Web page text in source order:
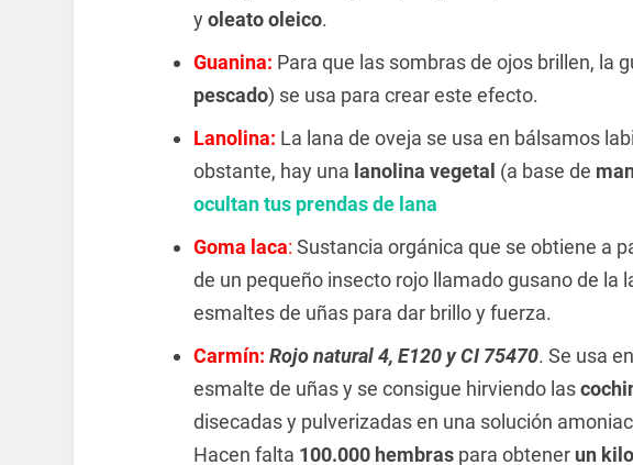
yoleato oleico.
Guanina: Para que las sombras de ojos brillen, la
pescado) se usa para crear este efecto.
Lanolina: La lana de oveja se usa en bálsamos
obstante, hay una lanolina vegetal (a base de
ocultan tus prendas de lana
Goma laca: Sustancia orgánica que se obtiene a
de un pequeño insecto rojo llamado gusano de la
esmaltes de uñas para dar brillo y fuerza.
Carmín: Rojo natural 4, E120 y CI 75470. Se usa
esmalte de uñas y se consigue hirviendo las
disecadas y pulverizadas en una solución
Hacen falta 100.000 hembraspara obtener un kilo